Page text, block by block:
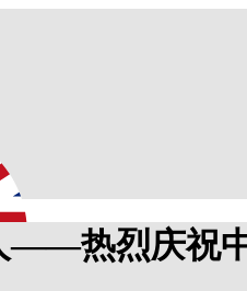
——热烈庆祝